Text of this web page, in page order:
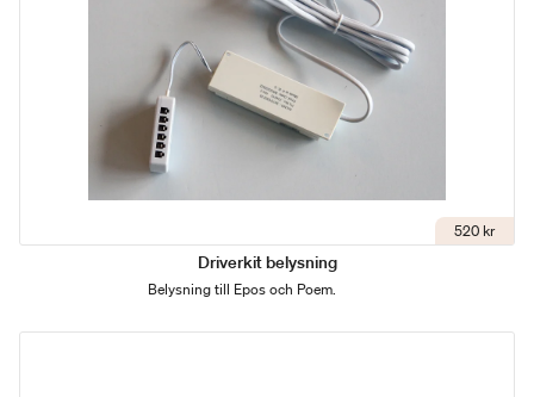
520 kr
Driverkit belysning
Belysning till Epos och Poem.